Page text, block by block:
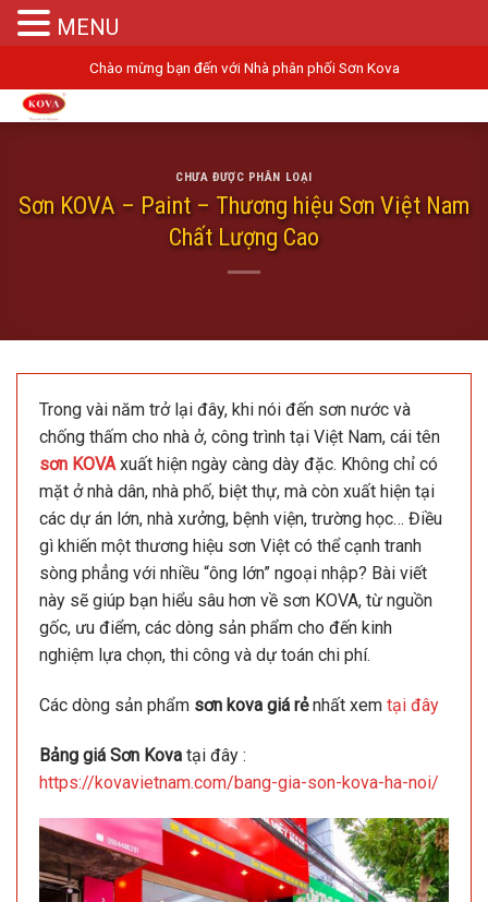
to
content
Chào mừng bạn đến với Nhà phân phối Sơn Kova
CHƯA ĐƯỢC PHÂN LOẠI
Sơn KOVA – Paint – Thương hiệu Sơn Việt Nam
Chất Lượng Cao
Trong vài năm trở lại đây, khi nói đến sơn nước và
chống thấm cho nhà ở, công trình tại Việt Nam, cái tên
sơn KOVAxuất hiện ngày càng dày đặc. Không chỉ có
mặt ở nhà dân, nhà phố, biệt thự, mà còn xuất hiện tại
các dự án lớn, nhà xưởng, bệnh viện, trường học… Điều
gì khiến một thương hiệu sơn Việt có thể cạnh tranh
sòng phẳng với nhiều “ông lớn” ngoại nhập? Bài viết
này sẽ giúp bạn hiểu sâu hơn về sơn KOVA, từ nguồn
gốc, ưu điểm, các dòng sản phẩm cho đến kinh
nghiệm lựa chọn, thi công và dự toán chi phí.
Các dòng sản phẩm sơn kova giá rẻnhất xem tại đây
Bảng giá Sơn Kova tại đây :
https://kovavietnam.com/bang-gia-son-kova-ha-noi/
MENU